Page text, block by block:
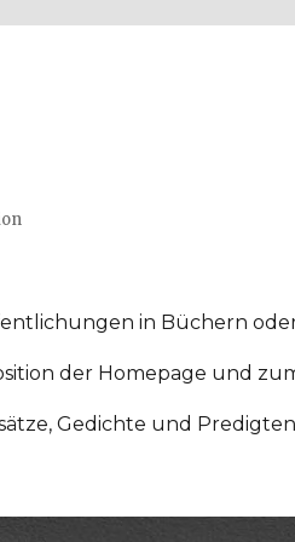
in Büchern
der Homepage und
Gedichte und Predigten